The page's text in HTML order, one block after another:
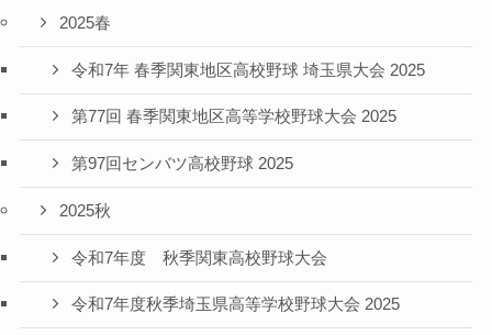
2025春
令和7年 春季関東地区高校野球 埼玉県大会 2025
第77回 春季関東地区高等学校野球大会 2025
第97回センバツ高校野球 2025
2025秋
令和7年度 秋季関東高校野球大会
令和7年度秋季埼玉県高等学校野球大会 2025